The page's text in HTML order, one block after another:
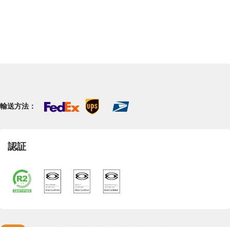
輸送方法：
認証